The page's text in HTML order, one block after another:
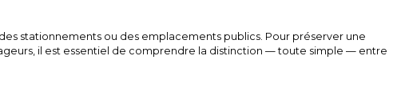
stationnements ou des emplacements publics. Pour préserver une
il est essentiel de comprendre la distinction — toute simple — entre